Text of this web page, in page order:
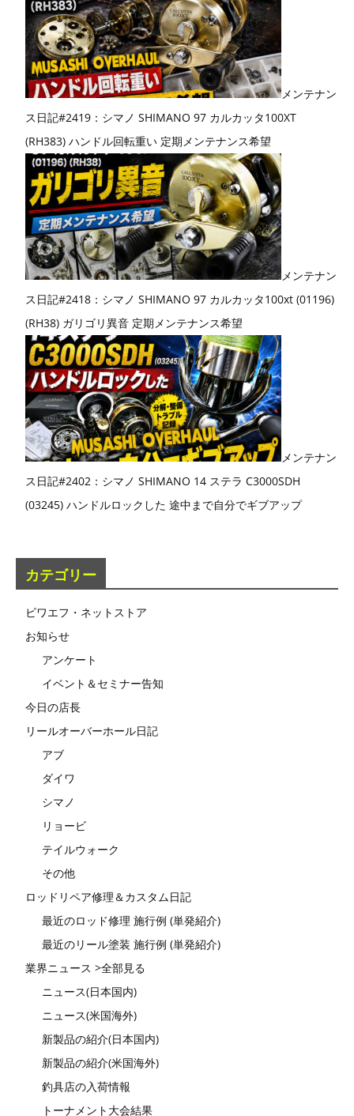
メンテナン
ス日記#2419：シマノ SHIMANO 97 カルカッタ100XT
(RH383) ハンドル回転重い 定期メンテナンス希望
メンテナン
ス日記#2418：シマノ SHIMANO 97 カルカッタ100xt (01196)
(RH38) ガリゴリ異音 定期メンテナンス希望
メンテナン
ス日記#2402：シマノ SHIMANO 14 ステラ C3000SDH
(03245) ハンドルロックした 途中まで自分でギブアップ
カテゴリー
ビワエフ・ネットストア
お知らせ
アンケート
イベント＆セミナー告知
今日の店長
リールオーバーホール日記
アブ
ダイワ
シマノ
リョービ
テイルウォーク
その他
ロッドリペア修理＆カスタム日記
最近のロッド修理 施行例 (単発紹介)
最近のリール塗装 施行例 (単発紹介)
業界ニュース >全部見る
ニュース(日本国内)
ニュース(米国海外)
新製品の紹介(日本国内)
新製品の紹介(米国海外)
釣具店の入荷情報
トーナメント大会結果